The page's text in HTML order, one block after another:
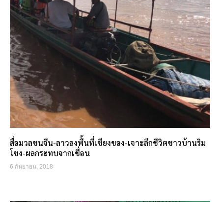
สื่อมวลชนจีน-ลาวลงพื้นที่เชียงของ-เจาะลึกชีวิตชาวบ้านริม
โขง-ผลกระทบจากเขื่อน
6 กันยายน, 2018